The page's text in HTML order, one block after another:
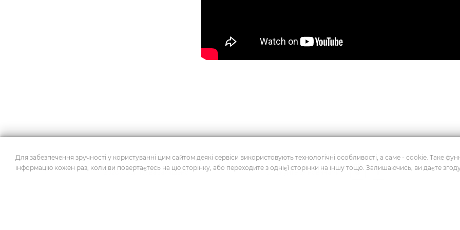
2026 © Усі права захищено Слідкуйте за новинами
Для забезпечення зручності у користуванні цим сайтом деякі сервіси використовують технологічні особливості, а саме - cookie. Таке
інформацію кожен раз, коли ви повертаєтесь на цю сторінку, або переходите з однієї сторінки на іншу тощо. Залишаючись, ви даєте